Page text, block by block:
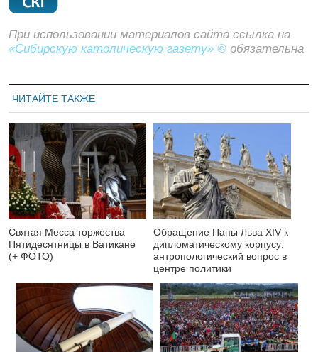
При использовании материалов сайта ссылка на
«Сибирскую католическую газету» © обязательна
ЧИТАЙТЕ ТАКЖЕ
Святая Месса торжества
Пятидесятницы в Ватикане
(+ ФОТО)
Обращение Папы Льва XIV к
дипломатическому корпусу:
антропологический вопрос в
центре политики